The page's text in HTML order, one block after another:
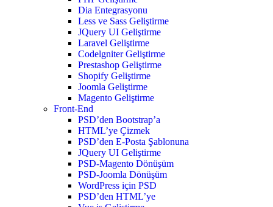
Dia Entegrasyonu
Less ve Sass Geliştirme
JQuery UI Geliştirme
Laravel Geliştirme
Codelgniter Geliştirme
Prestashop Geliştirme
Shopify Geliştirme
Joomla Geliştirme
Magento Geliştirme
Front-End
PSD’den Bootstrap’a
HTML’ye Çizmek
PSD’den E-Posta Şablonuna
JQuery UI Geliştirme
PSD-Magento Dönüşüm
PSD-Joomla Dönüşüm
WordPress için PSD
PSD’den HTML’ye